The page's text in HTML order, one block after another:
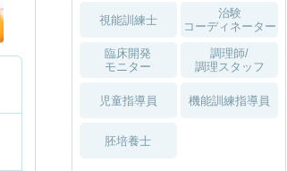
視能訓練士
治験
コーディネーター
臨床開発
モニター
調理師/
調理スタッフ
児童指導員 機能訓練指導員
胚培養士